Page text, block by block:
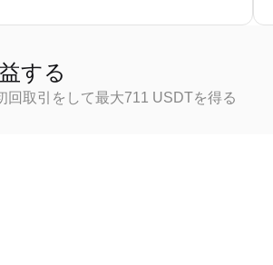
する
回取引をして最大711 USDTを得る